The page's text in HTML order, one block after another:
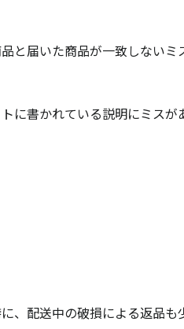
と届いた商品が一致しない
に書かれている説明にミス
、配送中の破損による返品も